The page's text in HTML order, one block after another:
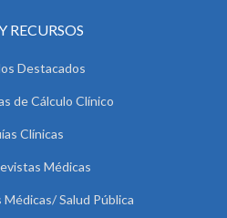
RECURSOS
Destacados
de Cálculo Clínico
Clínicas
Médicas
Salud Pública